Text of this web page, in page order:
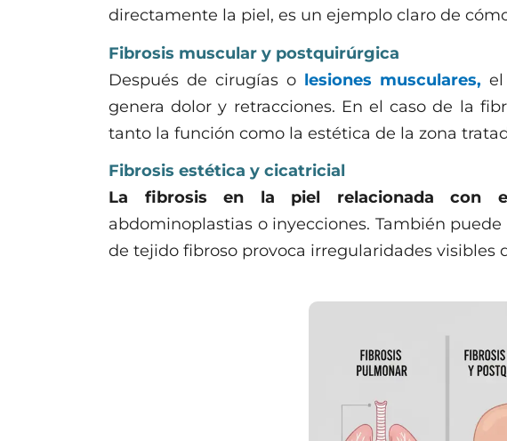
directamente la piel, es un ejemplo claro de
Fibrosis muscular y postquirúrgica
Después de cirugías o lesiones musculares,
genera dolor y retracciones. En el caso de la
tanto la función como la estética de la zona
Fibrosis estética y cicatricial
La fibrosis en la piel relacionada con
abdominoplastias o inyecciones. También
de tejido fibroso provoca irregularidades